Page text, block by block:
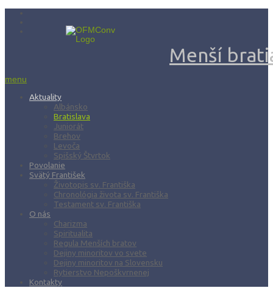
Menší
menu
Aktuality
Albánsko
Bratislava
Juniorát
Brehov
Levoča
Spišský Štvrtok
Povolanie
Svätý František
Životopis sv. Františka
Chronológia života sv. Františka
Testament sv. Františka
O nás
Charizma
Spiritualita
Regula Menších bratov
Dejiny minoritov vo svete
Dejiny minoritov na Slovensku
Rytierstvo Nepoškvrnenej
Kontakty